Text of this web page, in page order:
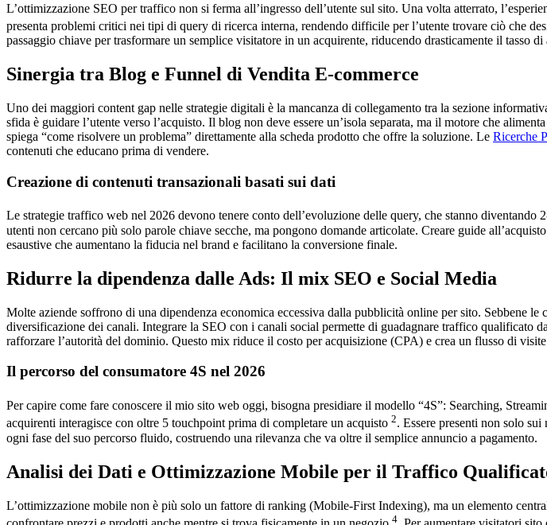
L’ottimizzazione SEO per traffico non si ferma all’ingresso dell’utente sul sito. Una volta atterrato,
presenta problemi critici nei tipi di query di ricerca interna, rendendo difficile per l’utente trovare ciò che
passaggio chiave per trasformare un semplice visitatore in un acquirente, riducendo drasticamente il tasso di
Sinergia tra Blog e Funnel di Vendita E-commerce
Uno dei maggiori content gap nelle strategie digitali è la mancanza di collegamento tra la sezione
sfida è guidare l’utente verso l’acquisto. Il blog non deve essere un’isola separata, ma il motore che
spiega “come risolvere un problema” direttamente alla scheda prodotto che offre la soluzione. Le Ricerche
contenuti che educano prima di vendere.
Creazione di contenuti transazionali basati sui dati
Le strategie traffico web nel 2026 devono tenere conto dell’evoluzione delle query, che stanno
utenti non cercano più solo parole chiave secche, ma pongono domande articolate. Creare guide
esaustive che aumentano la fiducia nel brand e facilitano la conversione finale.
Ridurre la dipendenza dalle Ads: Il mix SEO e Social Media
Molte aziende soffrono di una dipendenza economica eccessiva dalla pubblicità online per sito. Sebbene
diversificazione dei canali. Integrare la SEO con i canali social permette di guadagnare traffico
rafforzare l’autorità del dominio. Questo mix riduce il costo per acquisizione (CPA) e crea un flusso di
Il percorso del consumatore 4S nel 2026
Per capire come fare conoscere il mio sito web oggi, bisogna presidiare il modello “4S”: Searching,
acquirenti interagisce con oltre 5 touchpoint prima di completare un acquisto 2. Essere presenti non solo
ogni fase del suo percorso fluido, costruendo una rilevanza che va oltre il semplice annuncio a pagamento.
Analisi dei Dati e Ottimizzazione Mobile per il Traffico
L’ottimizzazione mobile non è più solo un fattore di ranking (Mobile-First Indexing), ma un elemento
4